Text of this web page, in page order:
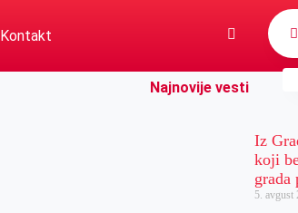
Kontakt
Najnovije vesti
Iz
koji
grada
5. avgust